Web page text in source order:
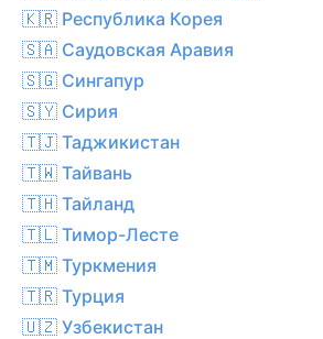
🇰🇷 Республика Корея
🇸🇦 Саудовская Аравия
🇸🇬 Сингапур
🇸🇾 Сирия
🇹🇯 Таджикистан
🇹🇼 Тайвань
🇹🇭 Тайланд
🇹🇱 Тимор-Лесте
🇹🇲 Туркмения
🇹🇷 Турция
🇺🇿 Узбекистан